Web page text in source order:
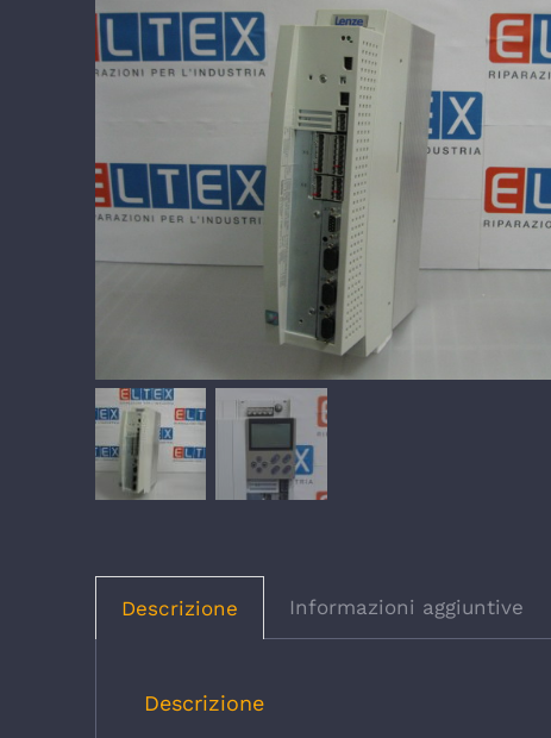
Descrizione Informazioni aggiuntive
Descrizione